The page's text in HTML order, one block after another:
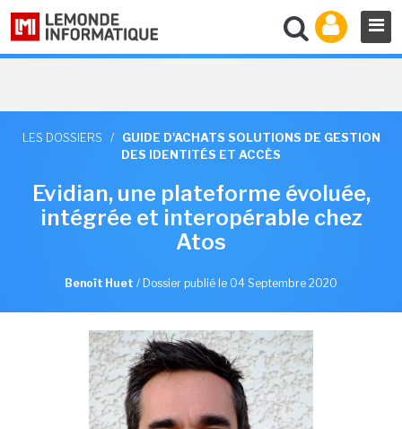
LES DOSSIERS /
GUIDE D'ACHATS SOLUTIONS DE GESTION
DES IDENTITÉS ET ACCÈS
Evidian, une plateforme évoluée,
intégrée et interopérable chez
Atos
Benoît Huet / Dossier publié le 04 Septembre 2020